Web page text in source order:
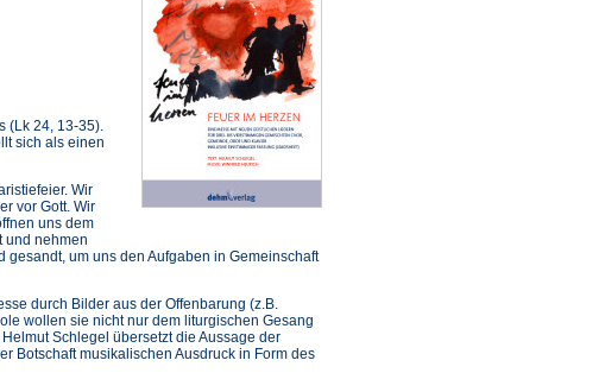
(Lk 24, 13-35).
sich als einen
Wir
vor Gott. Wir
uns dem
und nehmen
um uns den Aufgaben in Gemeinschaft
durch Bilder aus der Offenbarung (z.B.
wollen sie nicht nur dem liturgischen Gesang
Schlegel übersetzt die Aussage der
Botschaft musikalischen Ausdruck in Form des